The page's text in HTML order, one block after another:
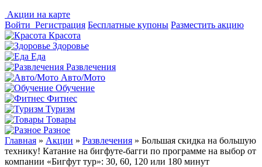
Акции на карте
Войти Регистрация Бесплатные купоны Разместить акцию
Красота
Здоровье
Еда
Развлечения
Авто/Мото
Обучение
Фитнес
Туризм
Товары
Разное
Главная » Акции » Развлечения » Большая скидка на большую
технику! Катание на бигфуте-багги по программе на выбор от
компании «Бигфут тур»: 30, 60, 120 или 180 минут